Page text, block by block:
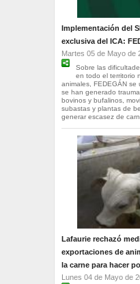
Implementación del
exclusiva del ICA:
Martes 05 de Mayo de
Sobre las
en todo el territorio
animales, FEDEGÁN
se han generado
bovinos y bufalinos,
subastas y plantas de
generar escasez de
Lafaurie rechazó
exportaciones de
la carne para hacer
Lunes 04 de Mayo de